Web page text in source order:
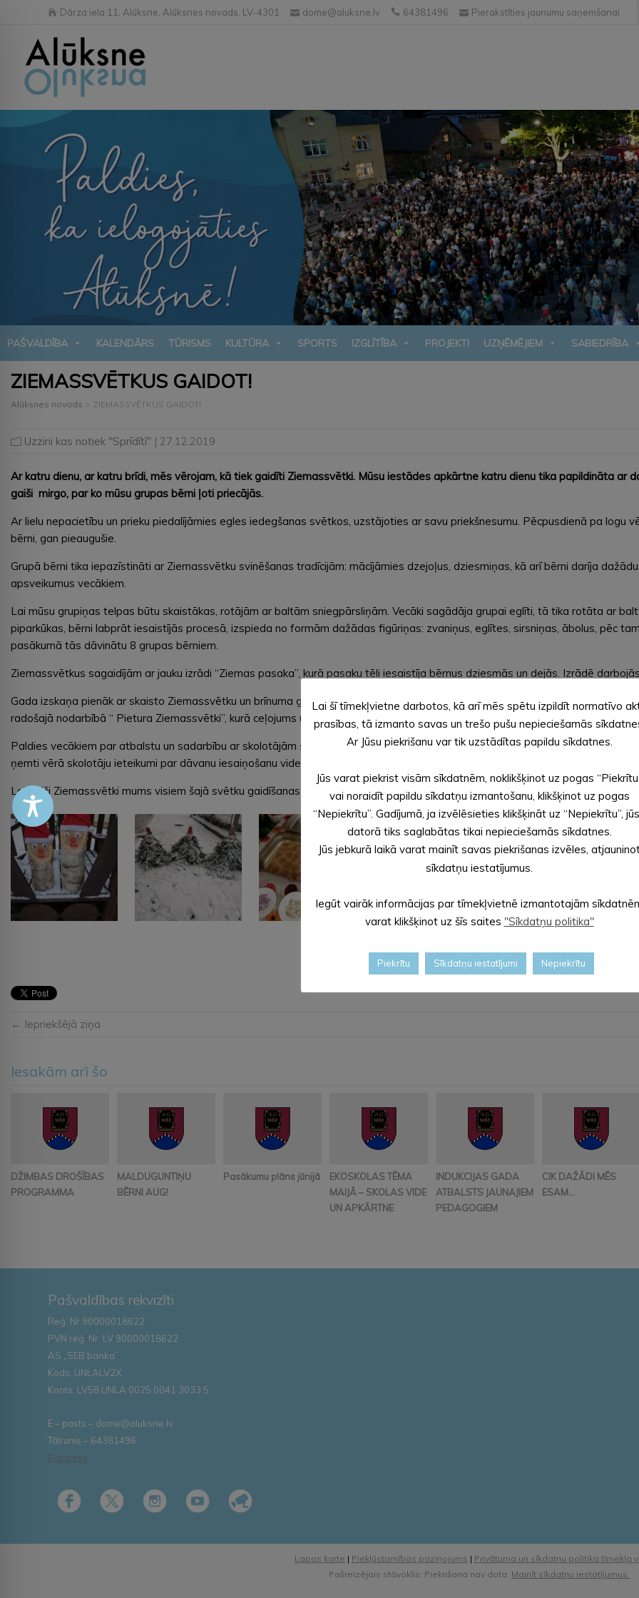
Dārza iela 11, Alūksne, Alūksnes novads, LV-4301 dome@aluksne.lv 64381496 Pierakstīties jaunumu saņemšanai
PAŠVALDĪBA KALENDĀRS TŪRISMS KULTŪRA SPORTS IZGLĪTĪBA PROJEKTI UZŅĒMĒJIEM SABIEDRĪBA
ZIEMASSVĒTKUS GAIDOT!
Alūksnes novads > ZIEMASSVĒTKUS GAIDOT!
Uzzini kas notiek "Sprīdītī" | 27.12.2019
Ar katru dienu, ar katru brīdi, mēs vērojam, kā tiek gaidīti Ziemassvētki. Mūsu iestādes apkārtne katru dienu tika papildināta ar
gaiši mirgo, par ko mūsu grupas bērni ļoti priecājās.
Ar lielu nepacietību un prieku piedalījāmies egles iedegšanas svētkos, uzstājoties ar savu priekšnesumu. Pēcpusdienā pa logu
bērni, gan pieaugušie.
Grupā bērni tika iepazīstināti ar Ziemassvētku svinēšanas tradīcijām: mācījāmies dzejoļus, dziesmiņas, kā arī bērni darīja
apsveikumus vecākiem.
Lai mūsu grupiņas telpas būtu skaistākas, rotājām ar baltām sniegpārsliņām. Vecāki sagādāja grupai eglīti, tā tika rotāta ar
piparkūkas, bērni labprāt iesaistījās procesā, izspieda no formām dažādas figūriņas: zvaniņus, eglītes, sirsniņas, ābolus, pēc
pasākumā tās dāvinātu 8 grupas bērniem.
Ziemassvētkus sagaidījām ar jauku izrādi “Ziemas pasaka”, kurā pasaku tēli iesaistīja bērnus dziesmās un dejās. Izrādē
Gada izskaņa pienāk ar skaisto Ziemassvētku un brīnuma gaidīšanas laiku. Tāpēc svētku sajūtu smelties mēs aicinājām
radošajā nodarbībā “ Pietura Ziemassvētki”, kurā ceļojums uz svētkiem notika ar radošām darbnīcām un jautrām rotaļām, kuras
Paldies vecākiem par atbalstu un sadarbību ar skolotājām šajā Ziemassvētku gaidīšanas laikā, piedaloties Labdarības akcijā :“
ņemti vērā skolotāju ieteikumi par dāvanu iesaiņošanu videi draudzīgā veidā.
Lai gaiši Ziemassvētki mums visiem šajā svētku gaidīšanas laikā!
← Iepriekšējā ziņa
Iesakām arī šo
DŽIMBAS DROŠĪBAS
PROGRAMMA
MALDUGUNTIŅU
BĒRNI AUG!
Pasākumu plāns jūnijā
EKOSKOLAS TĒMA
MAIJĀ – SKOLAS VIDE
UN APKĀRTNE
INDUKCIJAS GADA
ATBALSTS JAUNAJIEM
PEDAGOGIEM
CIK DAŽĀDI MĒS
ESAM…
Pašvaldības rekvizīti
Reģ. Nr.90000018622
PVN reģ. Nr. LV 90000018622
AS „SEB banka”
Kods: UNLALV2X
Konts: LV58 UNLA 0025 0041 3033 5
E – pasts – dome@aluksne.lv
Tālrunis – 64381496
E-adrese
Lapas karte | Piekļūstamības paziņojums | Privātuma un sīkdatņu politika tīmekļa
Pašreizējais stāvoklis: Piekrišana nav dota. Mainīt sīkdatņu iestatījumus.
Lai šī tīmekļvietne darbotos, kā arī mēs spētu izpildīt normatīvo
prasības, tā izmanto savas un trešo pušu nepieciešamās
Ar Jūsu piekrišanu var tik uzstādītas papildu sīkdatnes.
Jūs varat piekrist visām sīkdatnēm, noklikšķinot uz pogas
vai noraidīt papildu sīkdatņu izmantošanu, klikšķinot uz pogas
“Nepiekrītu”. Gadījumā, ja izvēlēsieties klikšķināt uz “Nepiekrītu”,
datorā tiks saglabātas tikai nepieciešamās sīkdatnes.
Jūs jebkurā laikā varat mainīt savas piekrišanas izvēles,
sīkdatņu iestatījumus.
Iegūt vairāk informācijas par tīmekļvietnē izmantotajām
varat klikšķinot uz šīs saites "Sīkdatņu politika"
Piekrītu Sīkdatņu iestatījumi Nepiekrītu